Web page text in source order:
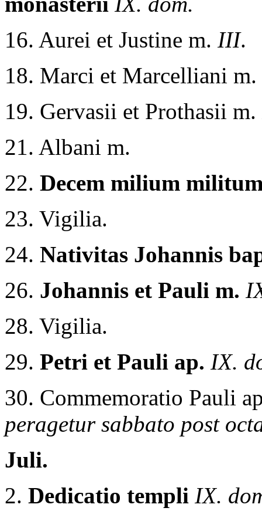
16. Aurei et Justine m. III.
18. Marci et Marcelliani m.
19. Gervasii et Prothasii m.
21. Albani m.
22. Decem milium
23. Vigilia.
24. Nativitas Johannis
26. Johannis et Pauli m.
28. Vigilia.
29. Petri et Pauli ap. IX.
30. Commemoratio Pauli
peragetur sabbato post
Juli.
2. Dedicatio templi IX.